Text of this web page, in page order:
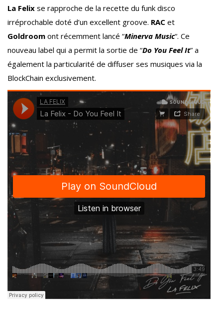
La Felix se rapproche de la recette du funk disco
irréprochable doté d’un excellent groove. RAC et
Goldroom ont récemment lancé “Minerva Music“. Ce
nouveau label qui a permit la sortie de “Do You Feel It” a
également la particularité de diffuser ses musiques via la
BlockChain exclusivement.